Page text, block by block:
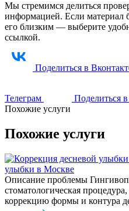
Мы стремимся делиться
информацией. Если материал
его близким — выберите
ссылкой.
Поделиться в
Телеграм
Поделиться
Похожие услуги
Похожие услуги
улыбки в Москве
Описание проблемы
стоматологическая
коррекцию формы и контура